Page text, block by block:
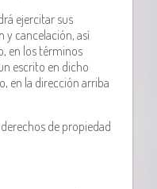
ejercitar sus
y cancelación, así
en los términos
escrito en dicho
en la dirección arriba
de propiedad